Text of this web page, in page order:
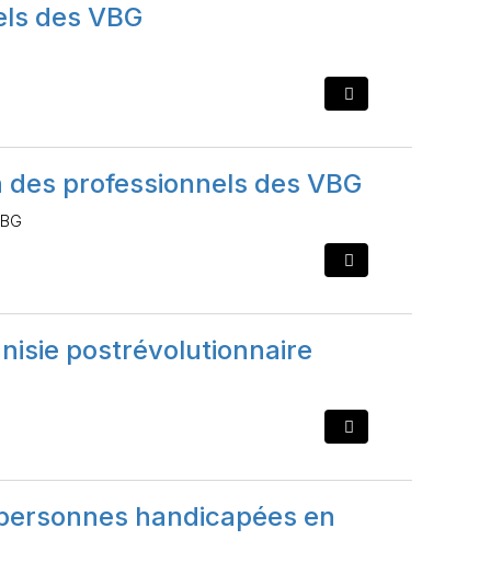
des VBG
professionnels des VBG
postrévolutionnaire
handicapées en